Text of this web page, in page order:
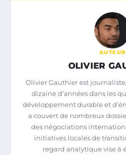
AUTEUR
OLIVIER
Olivier Gauthier est
dizaine d’années dans les
développement durable et
a couvert de nombreux
des négociations
initiatives locales de
regard analytique vise à